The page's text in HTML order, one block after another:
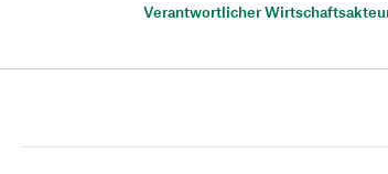
Verantwortlicher